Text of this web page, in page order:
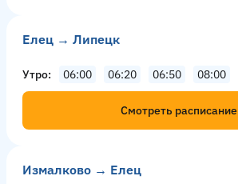
Елец → Липецк
Утро 06:00 06:20 06:50 08:00
Смотреть расписание
Измалково → Елец